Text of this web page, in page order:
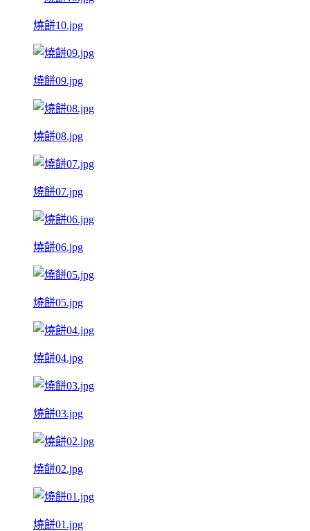
燒餅10.jpg
燒餅09.jpg
燒餅08.jpg
燒餅07.jpg
燒餅06.jpg
燒餅05.jpg
燒餅04.jpg
燒餅03.jpg
燒餅02.jpg
燒餅01.jpg